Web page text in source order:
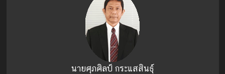
นายศุภศิลป์ กระแสสินธุ์